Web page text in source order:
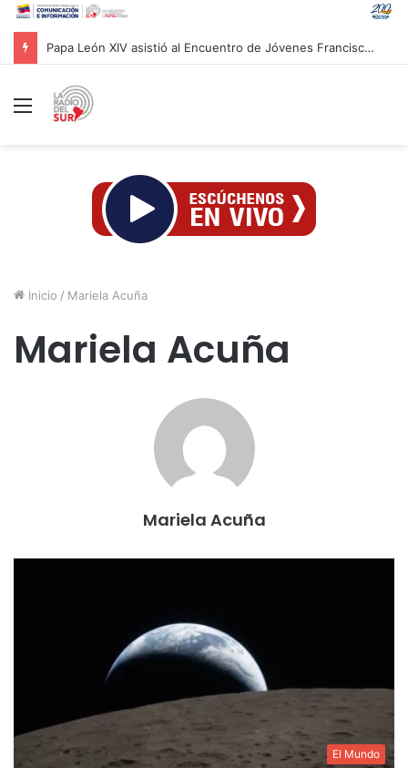
Jefa de Estado inspecciona labores de recuperación de la Escuela Naval en La Guaira
Menú
Inicio / Mariela Acuña
Mariela Acuña
Mariela Acuña
El Mundo